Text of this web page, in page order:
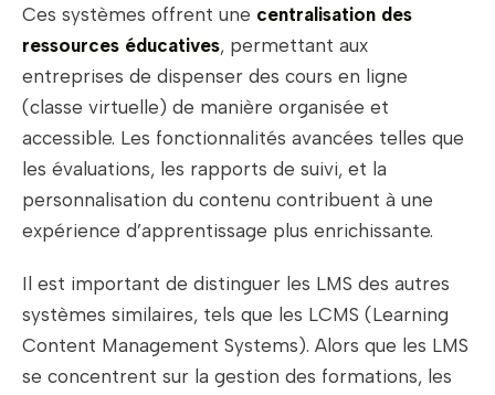
Ces systèmes offrent une centralisation des
ressources éducatives, permettant aux
entreprises de dispenser des cours en ligne
(classe virtuelle) de manière organisée et
accessible. Les fonctionnalités avancées telles que
les évaluations, les rapports de suivi, et la
personnalisation du contenu contribuent à une
expérience d’apprentissage plus enrichissante.
Il est important de distinguer les LMS des autres
systèmes similaires, tels que les LCMS (Learning
Content Management Systems). Alors que les LMS
se concentrent sur la gestion des formations, les